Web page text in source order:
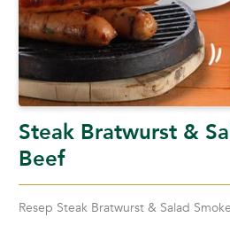
Steak Bratwurst &
Beef
Resep Steak Bratwurst & Salad